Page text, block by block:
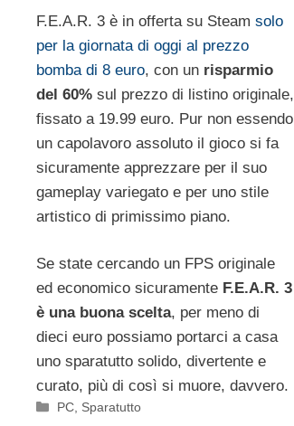
F.E.A.R. 3 è in offerta su Steam solo
per la giornata di oggi al prezzo
bomba di 8 euro, con un risparmio
del 60% sul prezzo di listino originale,
fissato a 19.99 euro. Pur non essendo
un capolavoro assoluto il gioco si fa
sicuramente apprezzare per il suo
gameplay variegato e per uno stile
artistico di primissimo piano.
Se state cercando un FPS originale
ed economico sicuramente F.E.A.R. 3
è una buona scelta, per meno di
dieci euro possiamo portarci a casa
uno sparatutto solido, divertente e
curato, più di così si muore, davvero.
Categorie
PC Sparatutto